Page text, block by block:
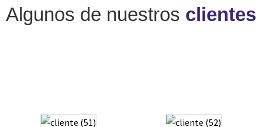
Algunos de nuestros clientes